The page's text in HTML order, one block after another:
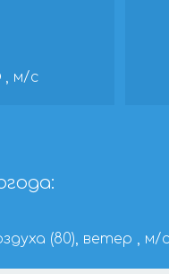
, м/с
(80), ветер , м/